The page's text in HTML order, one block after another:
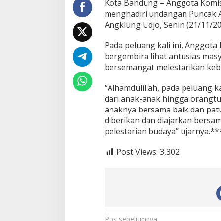
4
A
n
u
i
a
e
t
a
r
k
y
Kota Bandung – Anggota
menghadiri undangan Puncak
Angklung Udjo, Senin (21/11/
Pada peluang kali ini, Anggota
bergembira lihat antusias
bersemangat melestarikan
“Alhamdulillah, pada peluang
dari anak-anak hingga
anaknya bersama baik dan
diberikan dan diajarkan
pelestarian budaya”
Post Views: 3,302
Pos sebelumnya